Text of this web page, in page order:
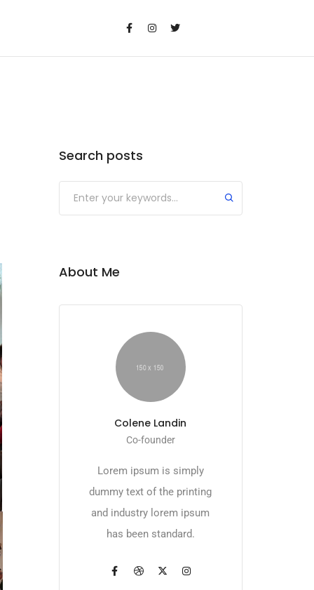
Search posts
Submit
About Me
Colene Landin
Co-founder
Lorem ipsum is simply
dummy text of the printing
and industry lorem ipsum
has been standard.